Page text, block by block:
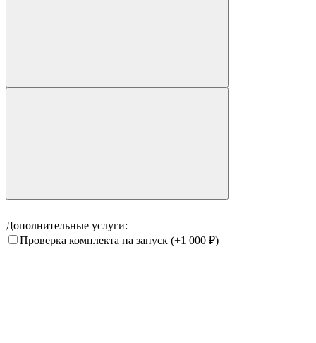
Дополнительные услуги:
Проверка комплекта на запуск (+1 000 ₽)